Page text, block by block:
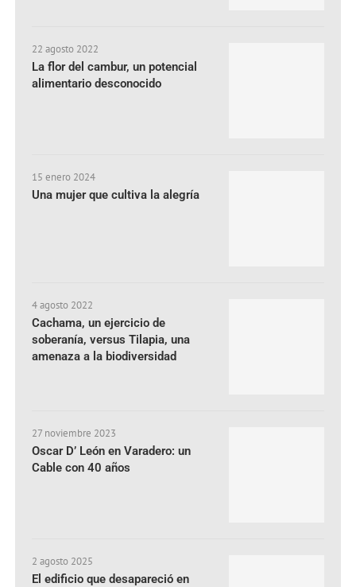
22 agosto 2022
La flor del cambur, un potencial
alimentario desconocido
15 enero 2024
Una mujer que cultiva la alegría
4 agosto 2022
Cachama, un ejercicio de
soberanía, versus Tilapia, una
amenaza a la biodiversidad
27 noviembre 2023
Oscar D’ León en Varadero: un
Cable con 40 años
2 agosto 2025
El edificio que desapareció en